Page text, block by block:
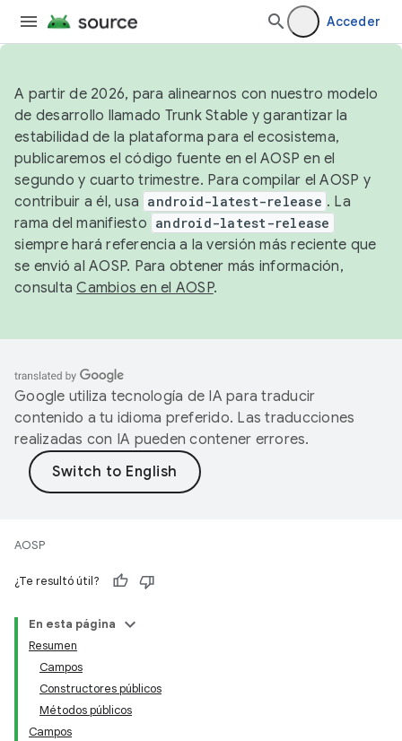
Acceder
A partir de 2026, para alinearnos con nuestro modelo
de desarrollo llamado Trunk Stable y garantizar la
estabilidad de la plataforma para el ecosistema,
publicaremos el código fuente en el AOSP en el
segundo y cuarto trimestre. Para compilar el AOSP y
contribuir a él, usa android-latest-release . La
rama del manifiesto android-latest-release
siempre hará referencia a la versión más reciente que
se envió al AOSP. Para obtener más información,
consultaCambios en el AOSP.
Google utiliza tecnología de IA para traducir
contenido a tu idioma preferido. Las traducciones
realizadas con IA pueden contener errores.
AOSP
¿Te resultó útil?
En esta página
Resumen
Campos
Constructores públicos
Métodos públicos
Campos